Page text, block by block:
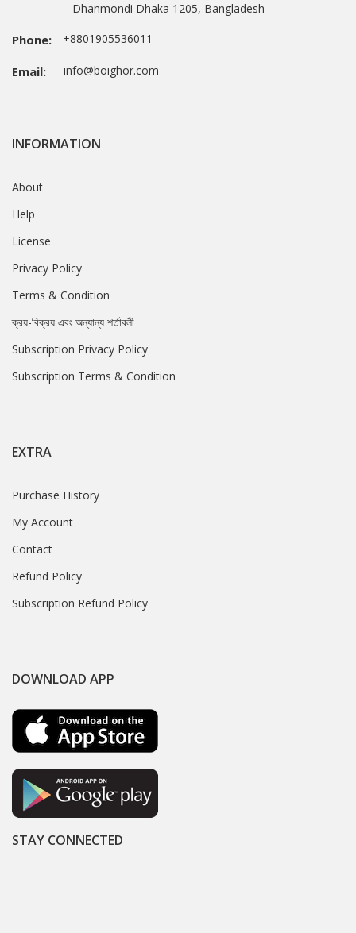
Dhanmondi Dhaka 1205, Bangladesh
Phone: +8801905536011
Email: info@boighor.com
INFORMATION
About
Help
License
Privacy Policy
Terms & Condition
ক্রয়-বিক্রয় এবং অন্যান্য শর্তাবলী
Subscription Privacy Policy
Subscription Terms & Condition
EXTRA
Purchase History
My Account
Contact
Refund Policy
Subscription Refund Policy
DOWNLOAD APP
STAY CONNECTED